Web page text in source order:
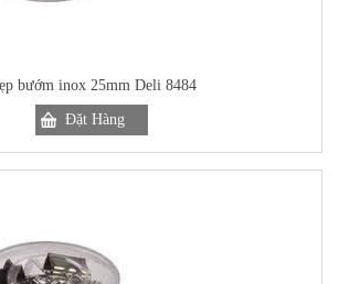
bướm inox 25mm Deli 8484